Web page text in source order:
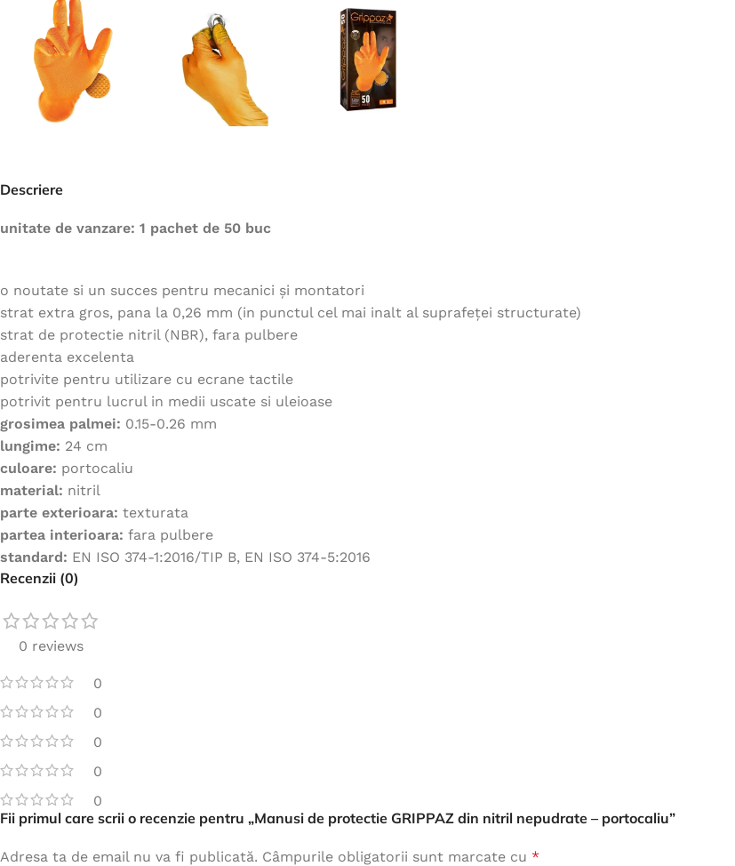
Jachete
Hanorace
Veste
Tricouri
Combinezoane
Halate
Fleece
Accesorii
Descriere
unitate de vanzare: 1 pachet de 50 buc
o noutate si un succes pentru mecanici și montatori
strat extra gros, pana la 0,26 mm (in punctul cel mai inalt al suprafeței structurate)
strat de protectie nitril (NBR), fara pulbere
aderenta excelenta
potrivite pentru utilizare cu ecrane tactile
potrivit pentru lucrul in medii uscate si uleioase
grosimea palmei: 0.15-0.26 mm
lungime: 24 cm
culoare: portocaliu
material: nitril
parte exterioara: texturata
partea interioara: fara pulbere
standard: EN ISO 374-1:2016/TIP B, EN ISO 374-5:2016
Recenzii (0)
0 reviews
0
0
0
0
0
Fii primul care scrii o recenzie pentru „Manusi de protectie GRIPPAZ din nitril nepudrate – portocaliu”
Adresa ta de email nu va fi publicată. Câmpurile obligatorii sunt marcate cu *